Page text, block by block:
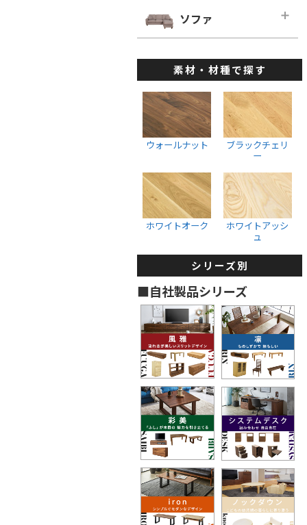
ホワイトアッシュ
スツール
幅200cm－奥行き60cm
■幅220cm
幅220cm－奥行き46cm
幅220cmー奥行き60cm
■幅240cm
幅240cm－奥行き46cm
幅240cmー奥行き60cm
ブラックチェリー
ホワイトオーク
ホワイトアッシュ
幅100cm未満
幅100cm～150cm未満
幅150cm～200cm未満
幅200cm以上
ウォールナット
ブラックチェリー
ホワイトアッシュ
タンス・着物箪笥
ブラックチェリー
棚・ラック・シェルフ
ウォールナット
ブラックチェリー
ホワイトオーク
収納ボックス
ジ
レンジボード
ソファ
カウチソファ
1人掛けソファ
2人掛けソファ
3人掛けソファ
ブラックチェリー
ホワイトオーク
素材・材種で探す
ウォールナット
ブラックチェリ
ー
ホワイトオーク
ホワイトアッシ
ュ
シリーズ別
■自社製品シリーズ